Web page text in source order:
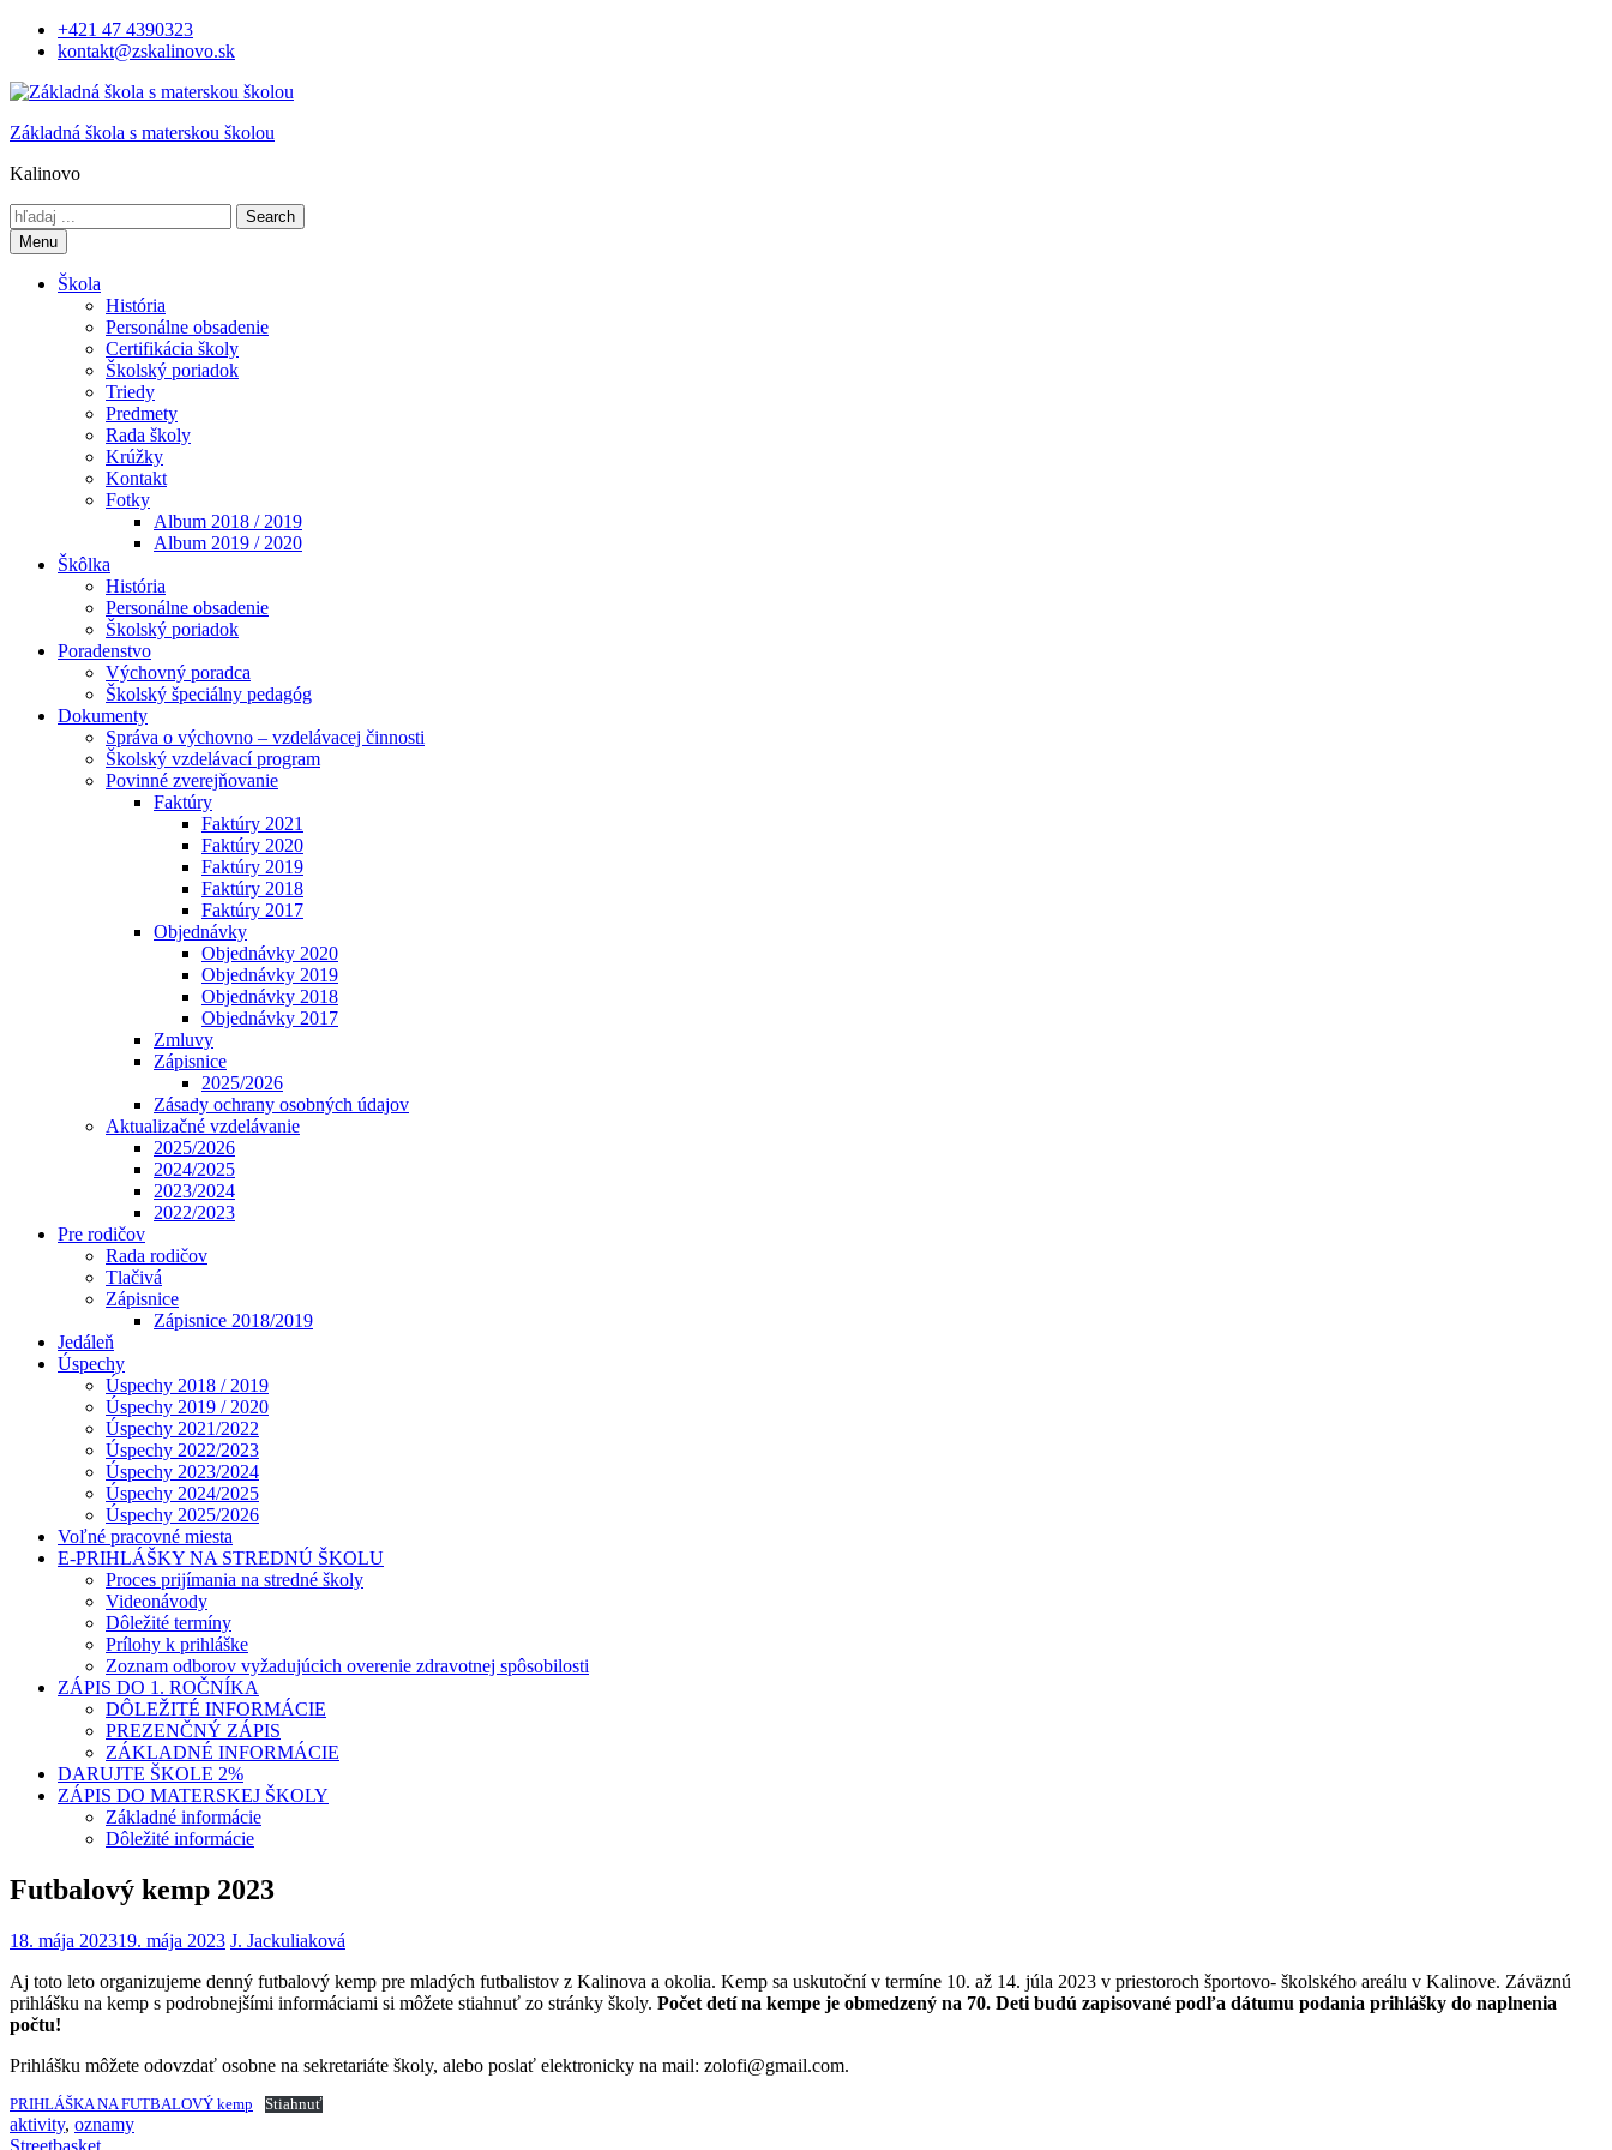
Skip
+421 47 4390323
kontakt@zskalinovo.sk
Základná škola s materskou školou
Kalinovo
Search
for:Menu
Škola
História
Personálne obsadenie
Certifikácia školy
Školský poriadok
Triedy
Predmety
Rada školy
Krúžky
Kontakt
Fotky
Album 2018 / 2019
Album 2019 / 2020
Škôlka
História
Personálne obsadenie
Školský poriadok
Poradenstvo
Výchovný poradca
Školský špeciálny pedagóg
Dokumenty
Správa o výchovno – vzdelávacej činnosti
Školský vzdelávací program
Povinné zverejňovanie
Faktúry
Faktúry 2021
Faktúry 2020
Faktúry 2019
Faktúry 2018
Faktúry 2017
Objednávky
Objednávky 2020
Objednávky 2019
Objednávky 2018
Objednávky 2017
Zmluvy
Zápisnice
2025/2026
Zásady ochrany osobných údajov
Aktualizačné vzdelávanie
2025/2026
2024/2025
2023/2024
2022/2023
Pre rodičov
Rada rodičov
Tlačivá
Zápisnice
Zápisnice 2018/2019
Jedáleň
Úspechy
Úspechy 2018 / 2019
Úspechy 2019 / 2020
Úspechy 2021/2022
Úspechy 2022/2023
Úspechy 2023/2024
Úspechy 2024/2025
Úspechy 2025/2026
Voľné pracovné miesta
E-PRIHLÁŠKY NA STREDNÚ ŠKOLU
Proces prijímania na stredné školy
Videonávody
Dôležité termíny
Prílohy k prihláške
Zoznam odborov vyžadujúcich overenie zdravotnej spôsobilosti
ZÁPIS DO 1. ROČNÍKA
DÔLEŽITÉ INFORMÁCIE
PREZENČNÝ ZÁPIS
ZÁKLADNÉ INFORMÁCIE
DARUJTE ŠKOLE 2%
ZÁPIS DO MATERSKEJ ŠKOLY
Základné informácie
Dôležité informácie
Futbalový kemp 2023
18. mája 202319. mája 2023 J. Jackuliaková
Aj toto leto organizujeme denný futbalový kemp pre mladých futbalistov z Kalinova a okolia. Kemp sa uskutoční v termíne 10. až 14. júla 2023 v priestoroch športovo- školského areálu v Kalinove. Záväznú
prihlášku na kemp s podrobnejšími informáciami si môžete stiahnuť zo stránky školy. Počet detí na kempe je obmedzený na 70. Deti budú zapisované podľa dátumu podania prihlášky do naplnenia
počtu!
Prihlášku môžete odovzdať osobne na sekretariáte školy, alebo poslať elektronicky na mail: zolofi@gmail.com.
PRIHLÁŠKA NA FUTBALOVÝ kemp Stiahnuť
aktivity, oznamy
Streetbasket